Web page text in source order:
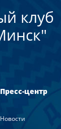
клуб
Пресс-центр
Новости